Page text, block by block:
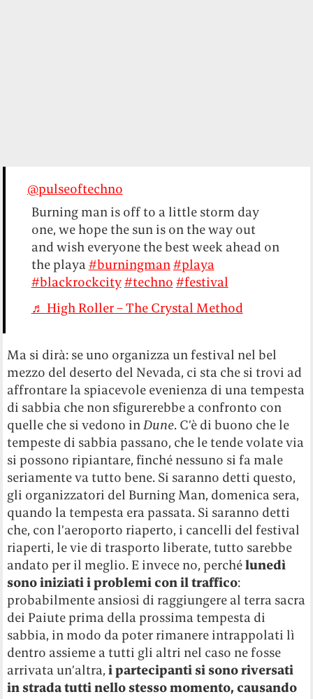
@pulseoftechno
Burning man is off to a little storm day
one, we hope the sun is on the way out
and wish everyone the best week ahead on
the playa #burningman #playa
#blackrockcity#techno #festival
♬ High Roller – The Crystal Method
Ma si dirà: se uno organizza un festival nel bel
mezzo del deserto del Nevada, ci sta che si trovi ad
affrontare la spiacevole evenienza di una tempesta
di sabbia che non sfigurerebbe a confronto con
quelle che si vedono in Dune. C’è di buono che le
tempeste di sabbia passano, che le tende volate via
si possono ripiantare, finché nessuno si fa male
seriamente va tutto bene. Si saranno detti questo,
gli organizzatori del Burning Man, domenica sera,
quando la tempesta era passata. Si saranno detti
che, con l’aeroporto riaperto, i cancelli del festival
riaperti, le vie di trasporto liberate, tutto sarebbe
andato per il meglio. E invece no, perchélunedì
sono iniziati i problemi con il traffico:
probabilmente ansiosi di raggiungere al terra sacra
dei Paiute prima della prossima tempesta di
sabbia, in modo da poter rimanere intrappolati lì
dentro assieme a tutti gli altri nel caso ne fosse
arrivata un’altra,i partecipanti si sono riversati
in strada tutti nello stesso momento, causando